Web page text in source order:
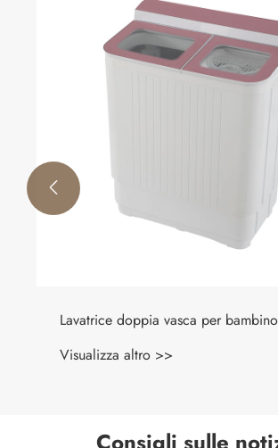
Lavatrice doppia vasca per bambino
Visualizza altro >>
